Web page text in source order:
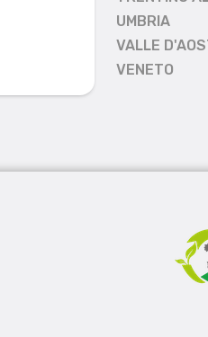
UMBRIA
VALLE
VENETO